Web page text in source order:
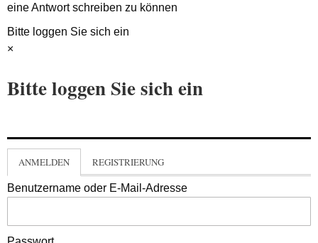
eine Antwort schreiben zu können
Bitte loggen Sie sich ein
×
Bitte loggen Sie sich ein
ANMELDEN REGISTRIERUNG
Benutzername oder E-Mail-Adresse